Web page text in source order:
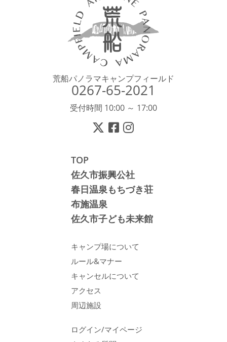
荒船パノラマキャンプフィールド
0267-65-2021
受付時間 10:00 ～ 17:00
TOP
佐久市振興公社
春日温泉もちづき荘
布施温泉
佐久市子ども未来館
キャンプ場について
ルール&マナー
キャンセルについて
アクセス
周辺施設
ログイン/マイページ